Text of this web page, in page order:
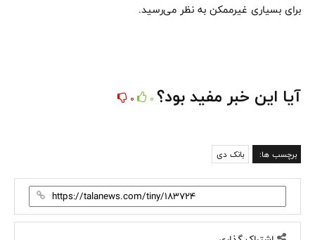
برای بسیاری غیرممکن به نظر می‌رسید.
آیا این خبر مفید بود؟ 0
0
برچسب ها: بانک دی